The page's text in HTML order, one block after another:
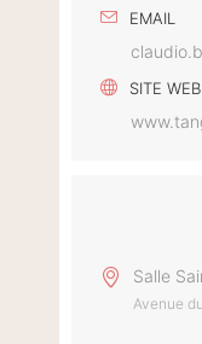
EMAIL
SITE WEB
Salle
Avenue